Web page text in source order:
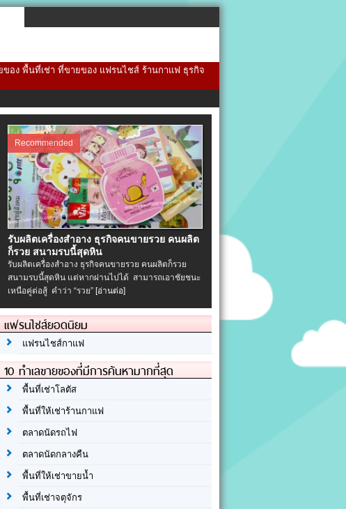
อง พื้นที่เช่า ที่ขายของ แฟรนไชส์ ร้านกาแฟ ธุรกิจ
Recommended
รับผลิตเครื่องสําอาง ธุรกิจคนขายรวย คนผลิต
ก็รวย สนามรบนี้สุดหิน
รับผลิตเครื่องสําอาง ธุรกิจคนขายรวย คนผลิตก็รวย
สนามรบนี้สุดหิน แต่หากผ่านไปได้ สามารถเอาชัยชนะ
เหนือคู่ต่อสู้ คำว่า “รวย” [อ่านต่อ]
แฟรนไชส์ยอดนิยม
แฟรนไชส์กาแฟ
10 ทำเลขายของที่มีการค้นหามากที่สุด
พื้นที่เช่าโลตัส
พื้นที่ให้เช่าร้านกาแฟ
ตลาดนัดรถไฟ
ตลาดนัดกลางคืน
พื้นที่ให้เช่าขายน้ำ
พื้นที่เช่าจตุจักร